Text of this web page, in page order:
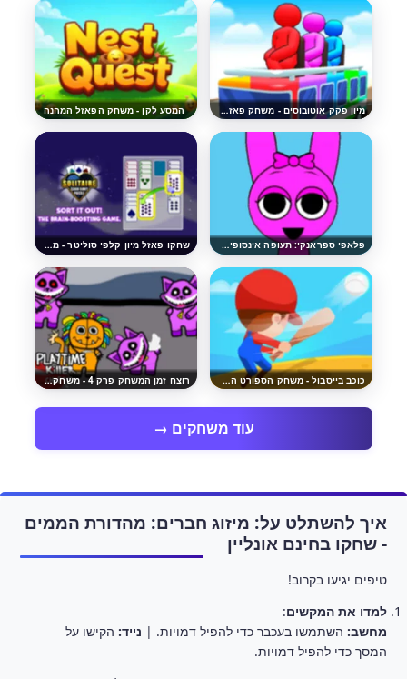
מיון פקק אוטובוסים - משחק פאזל מהנה המסע לקן - משחק הפאזל המהנה
פלאפי ספראנקי: תעופה אינסופית - שחקו במשחק הארקייד החינמי שחקו פאזל מיון קלפי סוליטר - משחק מוח מהנה
כוכב בייסבול - משחק הספורט המהנה רוצח זמן המשחק פרק 4 - משחק האימה המהנה
עוד משחקים →
איך להשתלט על: מיזוג חברים: מהדורת הממים
- שחקו בחינם אונליין
טיפים יגיעו בקרוב!
למדו את המקשים:
מחשב: השתמשו בעכבר כדי להפיל דמויות. | נייד: הקישו על
המסך כדי להפיל דמויות.